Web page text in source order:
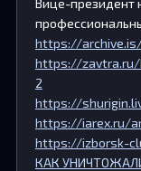
Вице-президент
https://archive.is/
https://zavtra.ru/
2
https://
https://iarex.ru/
https://izborsk-
КАК